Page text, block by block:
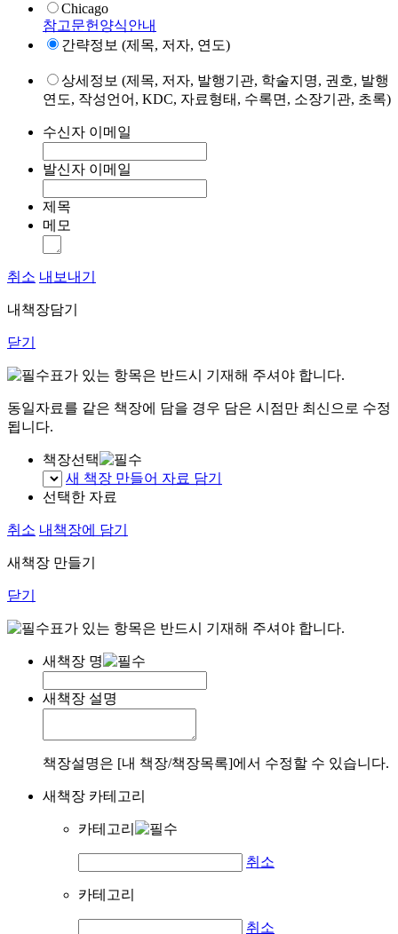
Chicago
참고문헌양식안내
간략정보 (제목, 저자, 연도)
상세정보 (제목, 저자, 발행기관, 학술지명, 권호, 발행
연도, 작성언어, KDC, 자료형태, 수록면, 소장기관, 초록)
수신자 이메일
발신자 이메일
제목
메모
취소 내보내기
내책장담기
닫기
표가 있는 항목은 반드시 기재해 주셔야 합니다.
동일자료를 같은 책장에 담을 경우 담은 시점만 최신으로 수정
됩니다.
책장선택
새 책장 만들어 자료 담기
선택한 자료
취소 내책장에 담기
새책장 만들기
닫기
표가 있는 항목은 반드시 기재해 주셔야 합니다.
새책장 명
새책장 설명
책장설명은 [내 책장/책장목록]에서 수정할 수 있습니다.
새책장 카테고리
카테고리
취소
카테고리
취소